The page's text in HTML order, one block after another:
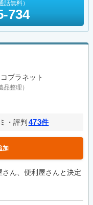
話無料）
734
プラネット
品整理）
・評判 473件
加
ん、便利屋さんと決定